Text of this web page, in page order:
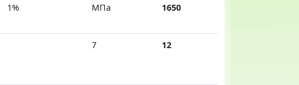
1% МПа 1650
7 12